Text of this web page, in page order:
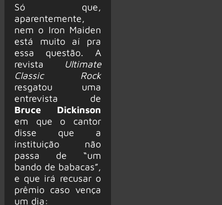
Só que,
aparentemente,
nem o Iron Maiden
está muito aí pra
essa questão. A
revista Ultimate
Classic Rock
resgatou uma
entrevista de
Bruce Dickinson
em que o cantor
disse que a
instituição não
passa de “um
bando de babacas”,
e que irá recusar o
prêmio caso vença
um dia: